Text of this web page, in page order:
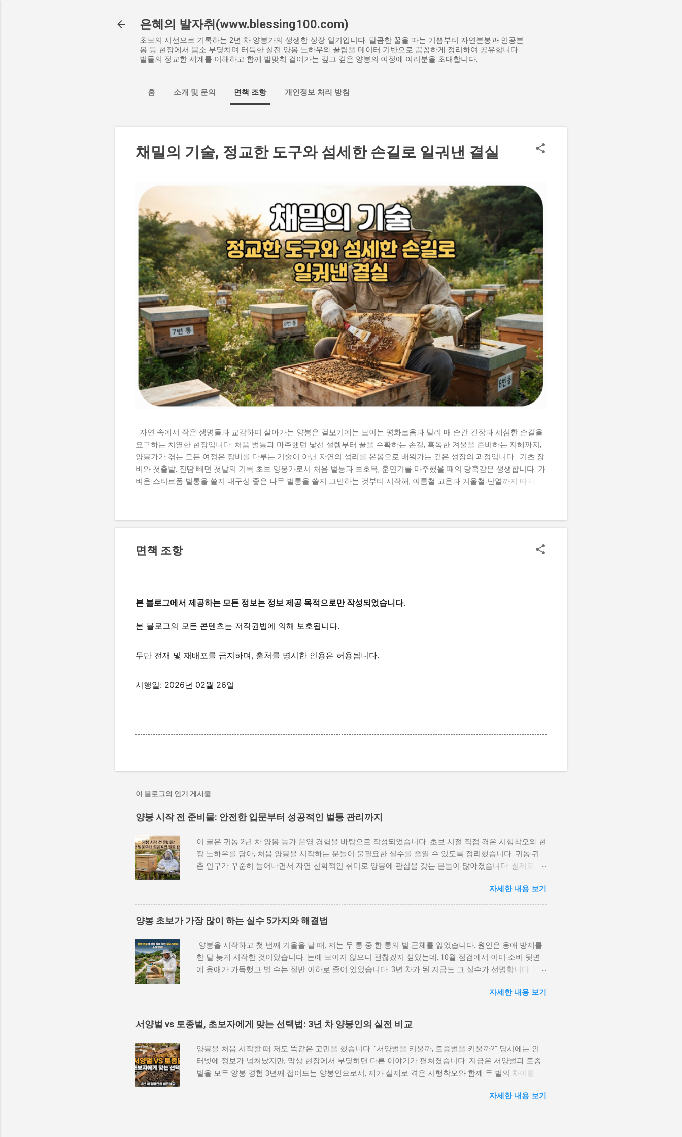
은혜의 발자취(www.blessing100.com)
초보의 시선으로 기록하는 2년 차 양봉가의 생생한 성장 일기입니다. 달콤한 꿀을 따는 기쁨부터 자연분봉과 인공분
봉 등 현장에서 몸소 부딪치며 터득한 실전 양봉 노하우와 꿀팁을 데이터 기반으로 꼼꼼하게 정리하여 공유합니다.
벌들의 정교한 세계를 이해하고 함께 발맞춰 걸어가는 깊고 깊은 양봉의 여정에 여러분을 초대합니다.
홈 소개 및 문의 면책 조항 개인정보 처리 방침
채밀의 기술, 정교한 도구와 섬세한 손길로 일궈낸 결실
자연 속에서 작은 생명들과 교감하며 살아가는 양봉은 겉보기에는 보이는 평화로움과 달리 매 순간 긴장과 세심한 손길을
요구하는 치열한 현장입니다. 처음 벌통과 마주했던 낯선 설렘부터 꿀을 수확하는 손길, 혹독한 겨울을 준비하는 지혜까지,
양봉가가 겪는 모든 여정은 장비를 다루는 기술이 아닌 자연의 섭리를 온몸으로 배워가는 깊은 성장의 과정입니다. 기초 장
비와 첫출발, 진땀 빼던 첫날의 기록 초보 양봉가로서 처음 벌통과 보호복, 훈연기를 마주했을 때의 당혹감은 생생합니다. 가
벼운 스티로폼 벌통을 쓸지 내구성 좋은 나무 벌통을 쓸지 고민하는 것부터 시작해, 여름철 고온과 겨울철 단열까지 따져야
다. 겉절이 타듯 타오르는 매캐한 불꽃은 벌들을 자극해 오히려 공격적으로 만들 뿐입니다. 천연 소나무 잎이나 골판지를 차
곡차곡 다져 넣고, 하얗고 은은한 저온의 연기가 오랫동안 피어오르도록 세팅하는 요령을 터득하는 데도 시간이 걸렸습니
수평을 맞추지 못해 벌들을 압사시키는 아찔한 실수도 겪었습니다. 장갑 틈새로 벌 한 마리만 기어들어 와도 작업이 마비되
면책 조항
본 블로그에서 제공하는 모든 정보는 정보 제공 목적으로만 작성되었습니다.
본 블로그의 모든 콘텐츠는 저작권법에 의해 보호됩니다.
무단 전재 및 재배포를 금지하며, 출처를 명시한 인용은 허용됩니다.
시행일: 2026년 02월 26일
이 블로그의 인기 게시물
양봉 시작 전 준비물: 안전한 입문부터 성공적인 벌통 관리까지
이 글은 귀농 2년 차 양봉 농가 운영 경험을 바탕으로 작성되었습니다. 초보 시절 직접 겪은 시행착오와 현
장 노하우를 담아, 처음 양봉을 시작하는 분들이 불필요한 실수를 줄일 수 있도록 정리했습니다. 귀농·귀
촌 인구가 꾸준히 늘어나면서 자연 친화적인 취미로 양봉에 관심을 갖는 분들이 많아졌습니다. 실제로 농
수확하는 보람과 꿀벌이 생태계에 기여하는 모습을 가까이서 관찰할 수 있다는 점, 그리고 비교적 소규모
로도 시작할 수 있다는 점이 입문자들을 끌어들이는 이유입니다. 하지만 양봉은 '벌통 하나 사다 놓으면
되겠지'라는 생각으로 덤볐다가 크게 낭패를 보는 분야입니다. 제가 처음 양봉을 시작했을 때 보호복 없이
벌통을 열었다가 한 번에 20군데 이상 쏘인 경험이 있습니다. 그 이후로 준비물의 중요성을 뼈저리게 느꼈
단계별로 정리해 드리겠습니다. 양봉을 시작하기 전, 왜 준비물이 그토록 중요할까? 양봉은 살아 있는 생
물을 다루는 활동입니다. 꿀벌 한 군체에는 봄·여름 최성기 기준 약 5만~7만 마리의 벌이 존재합니다. 이
많은 벌을 안전하고 건강하게 관리하기 위해서는 적절한 장비와 환경이 반드시 필요합니다. 준비물이 부
족한 상태에서 시작하면 세 가지 문제가 생깁니다. 첫째, 벌에 쏘이는 사고가 잦아져 안전 문제가 생깁니
봉의 출발점입니다. 1. 벌통 및 기본 사육 시설 준비하기 벌통은 양봉의 가장 핵심적인 인프라입니다. 처음
자세한 내용 보기
양봉 초보가 가장 많이 하는 실수 5가지와 해결법
양봉을 시작하고 첫 번째 겨울을 날 때, 저는 두 통 중 한 통의 벌 군체를 잃었습니다. 원인은 응애 방제를
한 달 늦게 시작한 것이었습니다. 눈에 보이지 않으니 괜찮겠지 싶었는데, 10월 점검에서 이미 소비 뒷면
에 응애가 가득했고 벌 수는 절반 이하로 줄어 있었습니다. 3년 차가 된 지금도 그 실수가 선명합니다. 양
눈이 가기 때문입니다. 이 글에서는 제가 직접 겪고 주변 양봉 동료들에게서도 반복적으로 목격한 실수 다
섯 가지를 정리했습니다. 단순 이론이 아니라 실제 현장에서 무엇이 잘못되었고, 어떻게 바꾸었는지를 구
체적으로 담았습니다. 1. 벌보다 장비에 먼저 집중하는 실수 처음 양봉을 준비할 때 가장 먼저 하는 일이
벌통과 보호복, 훈연기를 구입하는 것입니다. 저도 그랬습니다. 한봉 두 통, 서양벌 두 통을 들이고 나서야
먼저 이해해야 하는 이유 꿀벌은 계절에 따라 완전히 다른 군체가 됩니다. 봄에는 개체 수가 빠르게 불어
나 분봉 압력이 생기고, 여름에는 채밀 활동이 정점에 달하며, 가을부터는 월동 준비를 위해 수벌을 쫓아
냅니다. 겨울에는 벌집 중심부를 약 34~35도로 유지하는 데 모든 에너지를 집중합니다. 이 흐름을 모르면
봄 분봉 시기를 놓치거나, 가을에 꿀을 너무 많이 채취해 월동 실패로 이어집니다. 장비보다 이 기본 생태
자세한 내용 보기
서양벌 vs 토종벌, 초보자에게 맞는 선택법: 3년 차 양봉인의 실전 비교
양봉을 처음 시작할 때 저도 똑같은 고민을 했습니다. "서양벌을 키울까, 토종벌을 키울까?" 당시에는 인
터넷에 정보가 넘쳐났지만, 막상 현장에서 부딪히면 다른 이야기가 펼쳐졌습니다. 지금은 서양벌과 토종
벌을 모두 양봉 경험 3년째 접어드는 양봉인으로서, 제가 실제로 겪은 시행착오와 함께 두 벌의 차이를 솔
다. 서양벌과 토종벌, 무엇이 다른가: 생태부터 성격까지 서양벌(Apis mellifera)과 토종벌(Apis cerana)은
자세한 내용 보기